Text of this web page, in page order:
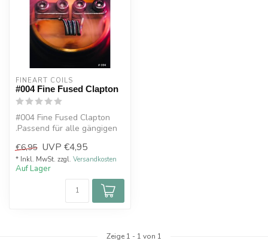
FINEART COILS
#004 Fine Fused Clapton
#004 Fine Fused Clapton
.Passend für alle gängigen
€6,95 UVP €4,95
* Inkl. MwSt. zzgl. Versandkosten
Auf Lager
Zeige 1 - 1 von 1